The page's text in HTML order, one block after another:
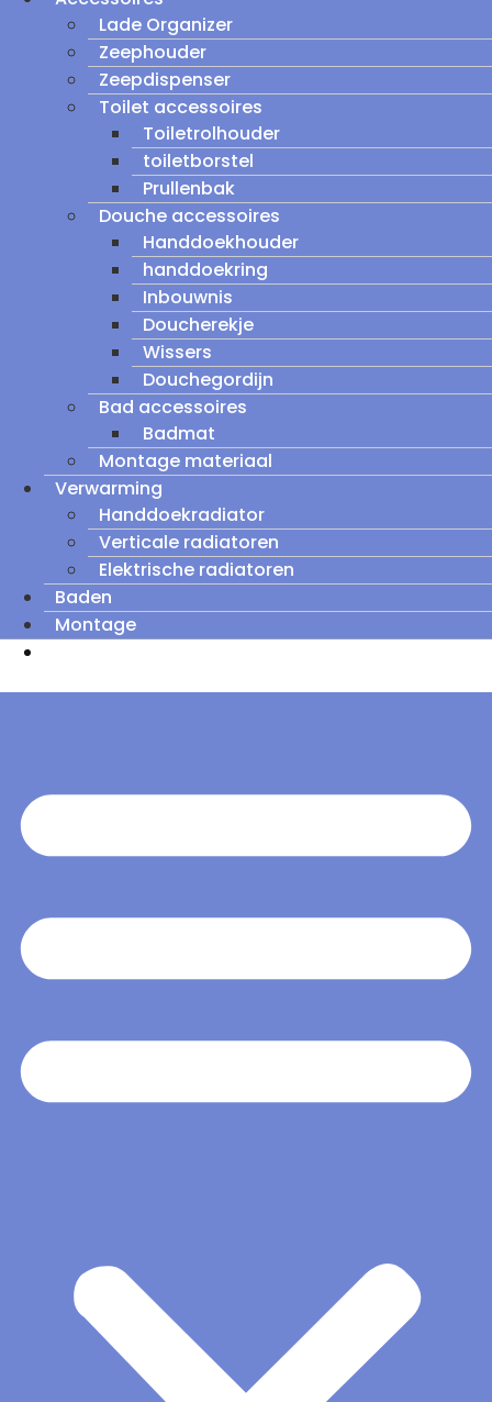
Lade Organizer
Zeephouder
Zeepdispenser
Toilet accessoires
Toiletrolhouder
toiletborstel
Prullenbak
Douche accessoires
Handdoekhouder
handdoekring
Inbouwnis
Doucherekje
Wissers
Douchegordijn
Bad accessoires
Badmat
Montage materiaal
Verwarming
Handdoekradiator
Verticale radiatoren
Elektrische radiatoren
Baden
Montage